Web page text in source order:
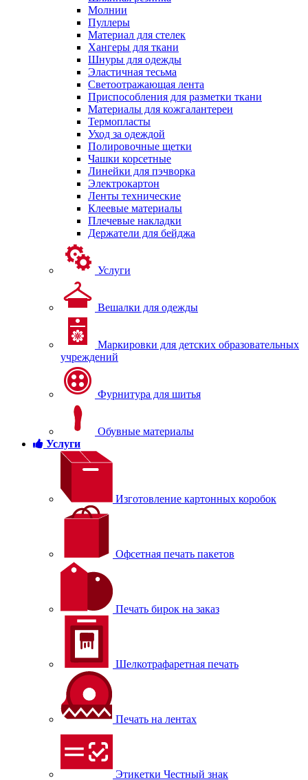
Молнии
Пуллеры
Материал для стелек
Хангеры для ткани
Шнуры для одежды
Эластичная тесьма
Светоотражающая лента
Приспособления для разметки ткани
Материалы для кожгалантереи
Термопласты
Уход за одеждой
Полировочные щетки
Чашки корсетные
Линейки для пэчворка
Электрокартон
Ленты технические
Клеевые материалы
Плечевые накладки
Держатели для бейджа
Услуги
Вешалки для одежды
Маркировки для детских образовательных
учреждений
Фурнитура для шитья
Обувные материалы
Услуги
Изготовление картонных коробок
Офсетная печать пакетов
Печать бирок на заказ
Шелкотрафаретная печать
Печать на лентах
Этикетки Честный знак